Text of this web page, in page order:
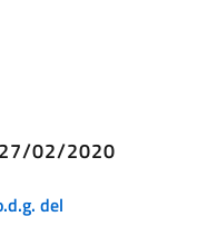
27/02/2020
del